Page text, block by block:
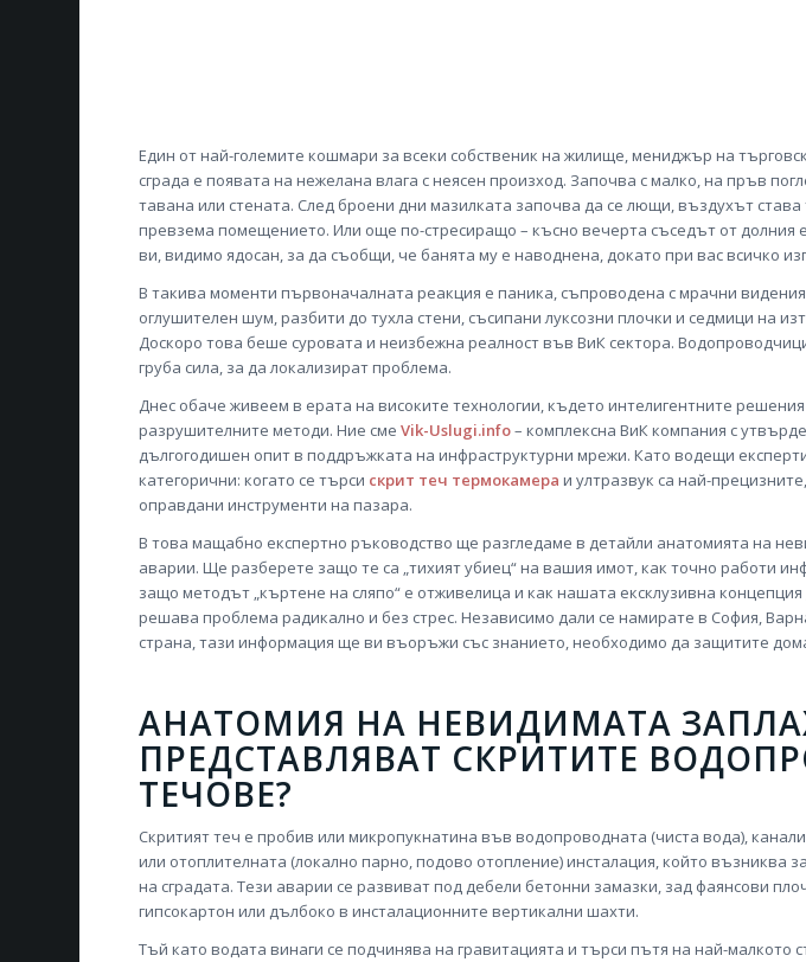
Един от най-големите кошмари за всеки собственик на жилище, мениджър на
сграда е появата на нежелана влага с неясен произход. Започва с малко, на пръв
тавана или стената. След броени дни мазилката започва да се лющи, въздухът
превзема помещението. Или още по-стресиращо – късно вечерта съседът от долния
ви, видимо ядосан, за да съобщи, че банята му е наводнена, докато при вас всичко
В такива моменти първоначалната реакция е паника, съпроводена с мрачни
оглушителен шум, разбити до тухла стени, съсипани луксозни плочки и седмици на
Доскоро това беше суровата и неизбежна реалност във ВиК сектора.
груба сила, за да локализират проблема.
Днес обаче живеем в ерата на високите технологии, където интелигентните
разрушителните методи. Ние смеVik-Uslugi.info– комплексна ВиК компания с
дългогодишен опит в поддръжката на инфраструктурни мрежи. Като водещи
категорични: когато се търси скрит теч термокамера и ултразвук са най-
оправдани инструменти на пазара.
В това мащабно експертно ръководство ще разгледаме в детайли анатомията на
аварии. Ще разберете защо те са „тихият убиец“ на вашия имот, как точно работи
защо методът „къртене на сляпо“ е отживелица и как нашата ексклузивна концепция
решава проблема радикално и без стрес. Независимо дали се намирате в София,
страна, тази информация ще ви въоръжи със знанието, необходимо да защитите
АНАТОМИЯ НА НЕВИДИМАТА
ПРЕДСТАВЛЯВАТ СКРИТИТЕ
ТЕЧОВЕ?
Скритият теч е пробив или микропукнатина във водопроводната (чиста вода),
или отоплителната (локално парно, подово отопление) инсталация, който възниква
на сградата. Тези аварии се развиват под дебели бетонни замазки, зад фаянсови
гипсокартон или дълбоко в инсталационните вертикални шахти.
Тъй като водата винаги се подчинява на гравитацията и търси пътя на най-малкото